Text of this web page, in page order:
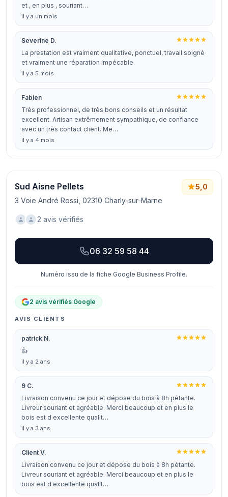
et , en plus , souriant…
il y a un mois
Severine D.
La prestation est vraiment qualitative, ponctuel, travail soigné
et vraiment une réparation impécable.
il y a 5 mois
Fabien
Très professionnel, de très bons conseils et un résultat
excellent. Artisan extrêmement sympathique, de confiance
avec un très contact client. Me…
il y a 4 mois
Sud Aisne Pellets
3 Voie André Rossi, 02310 Charly-sur-Marne
5,0
2 avis vérifiés
06 32 59 58 44
Numéro issu de la fiche Google Business Profile.
2 avis vérifiés Google
AVIS CLIENTS
patrick N.
👍
il y a 2 ans
9 C.
Livraison convenu ce jour et dépose du bois à 8h pétante.
Livreur souriant et agréable. Merci beaucoup et en plus le
bois est d excellente qualit…
il y a 3 ans
Client V.
Livraison convenu ce jour et dépose du bois à 8h pétante.
Livreur souriant et agréable. Merci beaucoup et en plus le
bois est d excellente qualit…